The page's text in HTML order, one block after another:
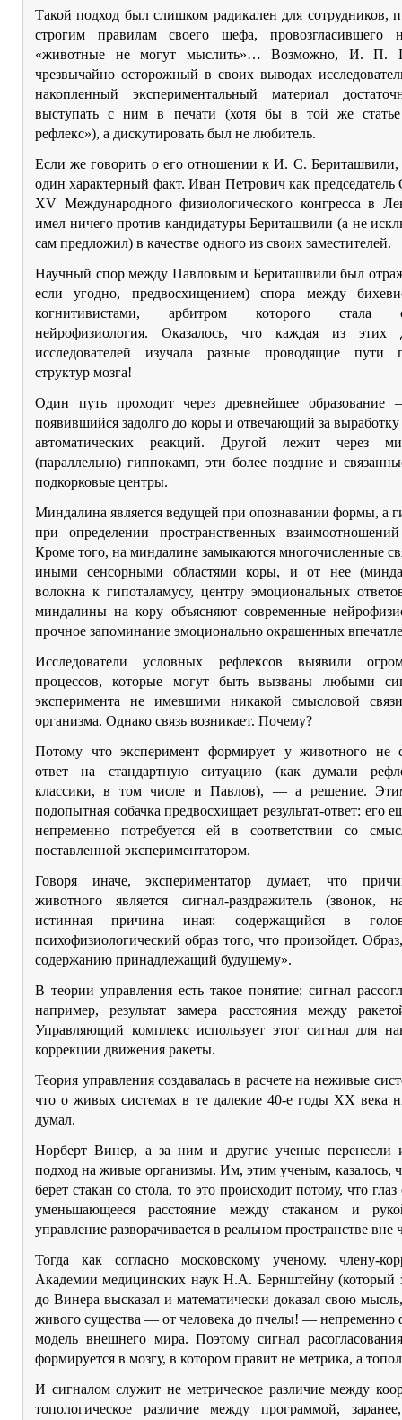
Такой подход был слишком радикален для сотрудников,
строгим правилам своего шефа, провозгласившего
«животные не могут мыслить»… Возможно, И. П.
чрезвычайно осторожный в своих выводах
накопленный экспериментальный материал
выступать с ним в печати (хотя бы в той же
рефлекс»), а дискутировать был не любитель.
Если же говорить о его отношении к И. С. Бериташвили,
один характерный факт. Иван Петрович как председатель
XV Международного физиологического конгресса в
имел ничего против кандидатуры Бериташвили (а не
сам предложил) в качестве одного из своих заместителей.
Научный спор между Павловым и Бериташвили был
если угодно, предвосхищением) спора между
когнитивистами, арбитром которого стала
нейрофизиология. Оказалось, что каждая из этих
исследователей изучала разные проводящие пути
структур мозга!
Один путь проходит через древнейшее образование
появившийся задолго до коры и отвечающий за
автоматических реакций. Другой лежит через
(параллельно) гиппокамп, эти более поздние и
подкорковые центры.
Миндалина является ведущей при опознавании формы, а
при определении пространственных
Кроме того, на миндалине замыкаются многочисленные
иными сенсорными областями коры, и от нее
волокна к гипоталамусу, центру эмоциональных
миндалины на кору объясняют современные
прочное запоминание эмоционально окрашенных
Исследователи условных рефлексов выявили
процессов, которые могут быть вызваны любыми
эксперимента не имевшими никакой смысловой
организма. Однако связь возникает. Почему?
Потому что эксперимент формирует у животного не
ответ на стандартную ситуацию (как думали
классики, в том числе и Павлов), — а решение.
подопытная собачка предвосхищает результат-ответ: его
непременно потребуется ей в соответствии со
поставленной экспериментатором.
Говоря иначе, экспериментатор думает, что
животного является сигнал-раздражитель (звонок,
истинная причина иная: содержащийся в
психофизиологический образ того, что произойдет.
содержанию принадлежащий будущему».
В теории управления есть такое понятие: сигнал
например, результат замера расстояния между
Управляющий комплекс использует этот сигнал для
коррекции движения ракеты.
Теория управления создавалась в расчете на неживые
что о живых системах в те далекие 40-е годы ХХ века
думал.
Норберт Винер, а за ним и другие ученые перенесли
подход на живые организмы. Им, этим ученым, казалось,
берет стакан со стола, то это происходит потому, что глаз
уменьшающееся расстояние между стаканом и
управление разворачивается в реальном пространстве вне
Тогда как согласно московскому ученому. члену-
Академии медицинских наук Н.А. Бернштейну (который
до Винера высказал и математически доказал свою
живого существа — от человека до пчелы! — непременно
модель внешнего мира. Поэтому сигнал
формируется в мозгу, в котором правит не метрика, а
И сигналом служит не метрическое различие между
топологическое различие между программой,